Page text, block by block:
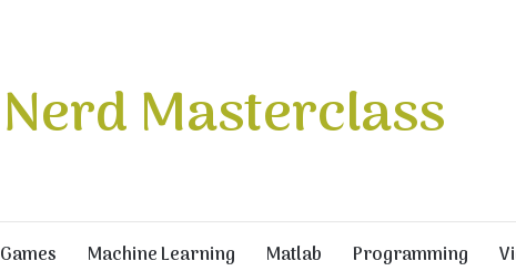
Nerd Masterclass
Games Machine Learning Matlab Programming